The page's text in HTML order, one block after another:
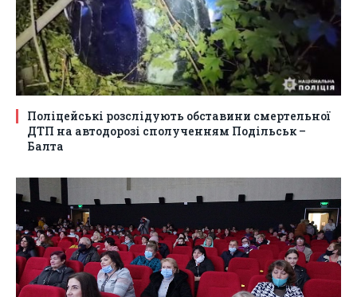
Поліцейські розслідують обставини смертельної
ДТП на автодорозі сполученням Подільськ –
Балта